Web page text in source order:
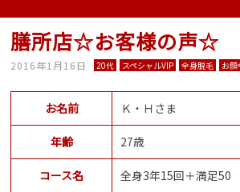
膳所店☆お客様の声☆
2016年1月16日 20代 スペシャルVIP 全身脱毛 お顔
お名前 Ｋ・Ｈさま
年齢 27歳
コース名 全身3年15回＋満足50